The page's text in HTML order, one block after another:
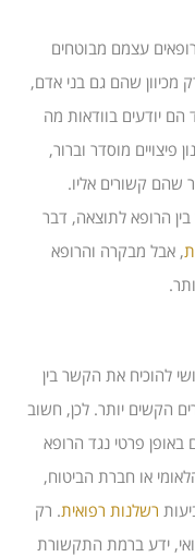
עצמם מבוטחים
מכיוון שהם גם בני אדם,
יודעים בוודאות מה
מוסדר וברור,
שהם קשורים אליו.
הרופא לתוצאה, דבר
, אבל מבקרה והרופא
להוכיח את הקשר בין
הקשים יותר. לכן, חשוב
באופן פרטי נגד הרופא
או חברת הביטוח,
רשלנות רפואית. רק
ידע ברמת התקשורת